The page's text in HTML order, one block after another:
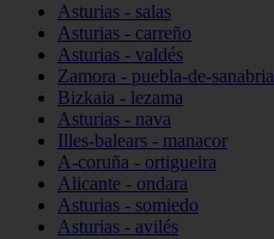
Asturias - salas
Asturias - carreño
Asturias - valdés
Zamora - puebla-de-sanabria
Bizkaia - lezama
Asturias - nava
Illes-balears - manacor
A-coruña - ortigueira
Alicante - ondara
Asturias - somiedo
Asturias - avilés